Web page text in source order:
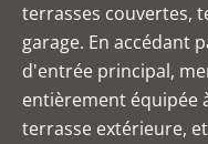
terrasses couvertes,
garage. En accédant
d'entrée principal,
entièrement équipée
terrasse extérieure,